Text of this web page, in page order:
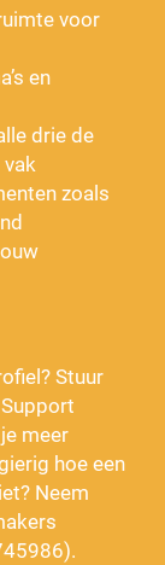
voor
en
drie de
zoals
Stuur
meer
hoe een
Neem